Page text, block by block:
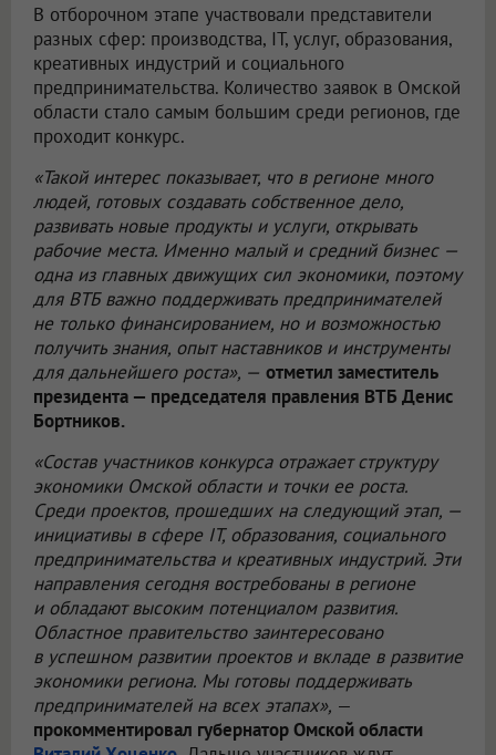
В отборочном этапе участвовали представители
разных сфер: производства, IT, услуг, образования,
креативных индустрий и социального
предпринимательства. Количество заявок в Омской
области стало самым большим среди регионов, где
проходит конкурс.
«Такой интерес показывает, что в регионе много
людей, готовых создавать собственное дело,
развивать новые продукты и услуги, открывать
рабочие места. Именно малый и средний бизнес —
одна из главных движущих сил экономики, поэтому
для ВТБ важно поддерживать предпринимателей
не только финансированием, но и возможностью
получить знания, опыт наставников и инструменты
для дальнейшего роста», — отметил заместитель
президента — председателя правления ВТБ Денис
Бортников.
«Состав участников конкурса отражает структуру
экономики Омской области и точки ее роста.
Среди проектов, прошедших на следующий этап, —
инициативы в сфере IT, образования, социального
предпринимательства и креативных индустрий. Эти
направления сегодня востребованы в регионе
и обладают высоким потенциалом развития.
Областное правительство заинтересовано
в успешном развитии проектов и вкладе в развитие
экономики региона. Мы готовы поддерживать
предпринимателей на всех этапах», —
прокомментировал губернатор Омской области